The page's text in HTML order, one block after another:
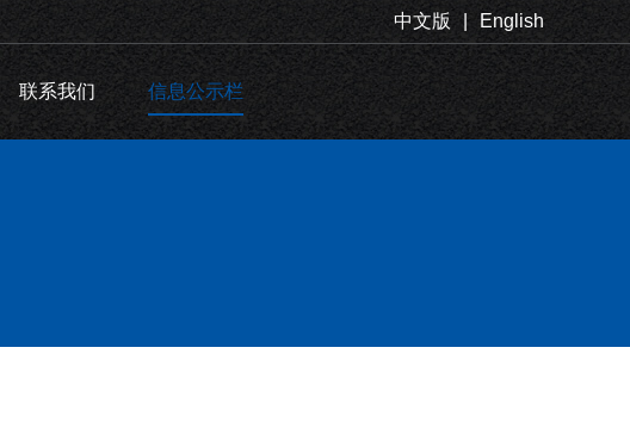
中文版 English
联系我们 信息公示栏